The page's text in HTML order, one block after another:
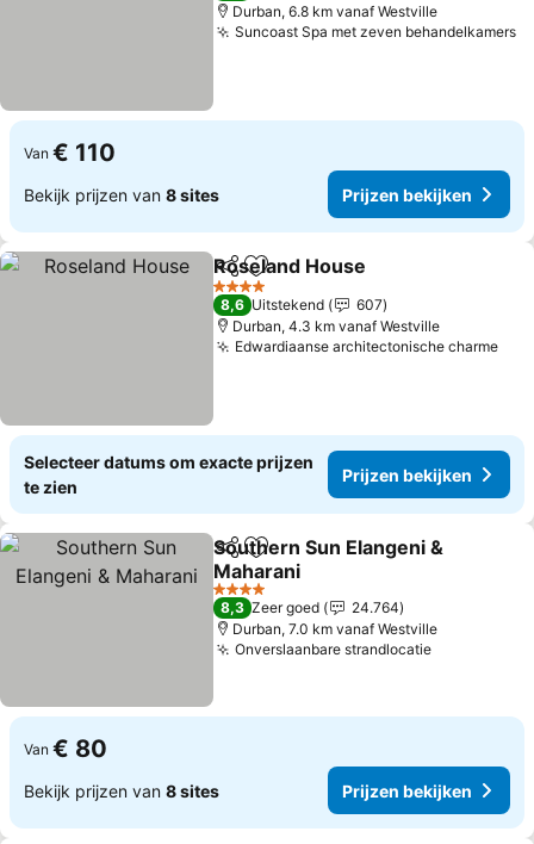
Durban, 6.8 km vanaf Westville
Suncoast Spa met zeven behandelkamers
Van € 110
Bekijk prijzen van 8 sites Prijzen bekijken
DelenToevoegen aan favorieten
Roseland House
4 Sterren
8,6 Uitstekend
607
Durban, 4.3 km vanaf Westville
Edwardiaanse architectonische charme
Selecteer datums om exacte prijzen
te zien
Prijzen bekijken
DelenToevoegen aan favorieten
Southern Sun Elangeni &
Maharani
4 Sterren
8,3 Zeer goed
24.764
Durban, 7.0 km vanaf Westville
Onverslaanbare strandlocatie
Van € 80
Bekijk prijzen van 8 sites Prijzen bekijken